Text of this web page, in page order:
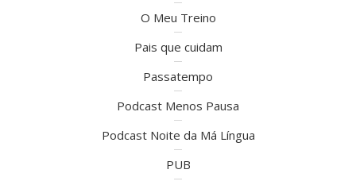
O Meu Treino
Pais que cuidam
Passatempo
Podcast Menos Pausa
Podcast Noite da Má Língua
PUB